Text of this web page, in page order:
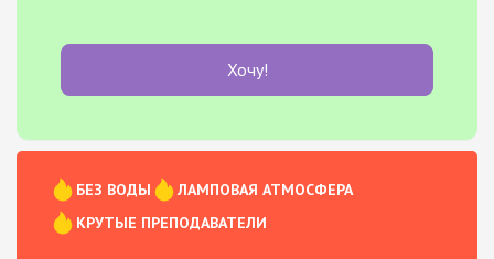
Хочу!
БЕЗ ВОДЫ
ЛАМПОВАЯ АТМОСФЕРА
КРУТЫЕ ПРЕПОДАВАТЕЛИ